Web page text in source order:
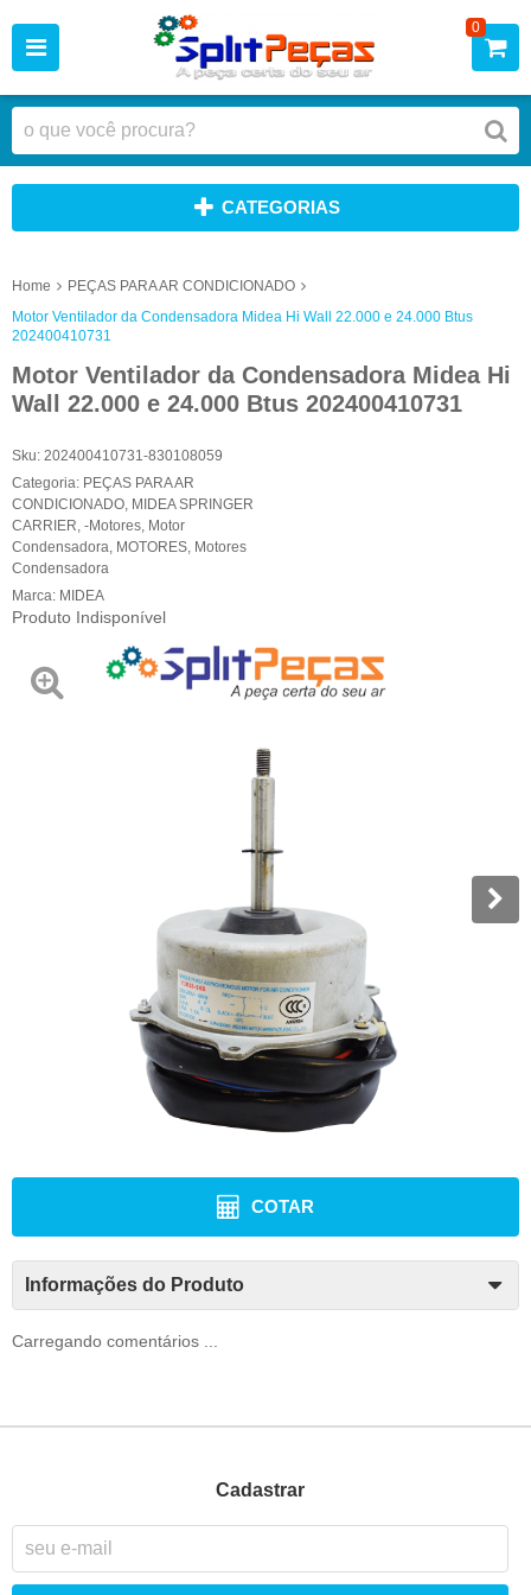
0
CATEGORIAS
Home
PEÇAS PARA AR CONDICIONADO
Motor Ventilador da Condensadora Midea Hi Wall 22.000 e 24.000 Btus
202400410731
Motor Ventilador da Condensadora Midea Hi
Wall 22.000 e 24.000 Btus 202400410731
Sku: 202400410731-830108059
Categoria: PEÇAS PARA AR
CONDICIONADO MIDEA SPRINGER
CARRIER -Motores Motor
Condensadora MOTORES Motores
Condensadora
Marca: MIDEA
Produto Indisponível
COTAR
Informações do Produto
Carregando comentários ...
Cadastrar